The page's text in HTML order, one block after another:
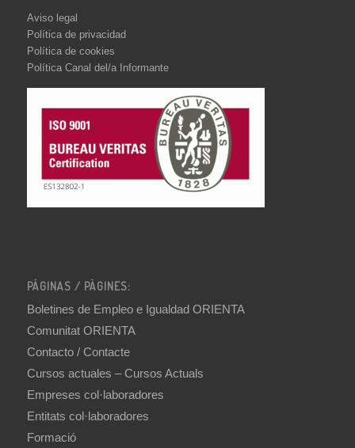
Aviso legal
Política de privacidad
Política de cookies
Política Canal del/a Informante
PÁGINAS / PÀGINES:
Boletines de Empleo e Igualdad ORIENTA
Comunitat ORIENTA
Contacto / Contacte
Cursos actuales – Cursos Actuals
Empreses col·laboradores
Entitats col·laboradores
Formació